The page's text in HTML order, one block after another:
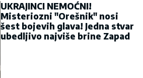
UKRAJINCI NEMOĆNI!
Misteriozni "Orešnik" nosi
šest bojevih glava! Jedna stvar
ubedljivo najviše brine Zapad